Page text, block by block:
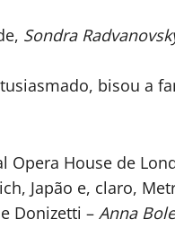
Sondra
bisou a
House de
Japão e, claro,
Donizetti – Anna